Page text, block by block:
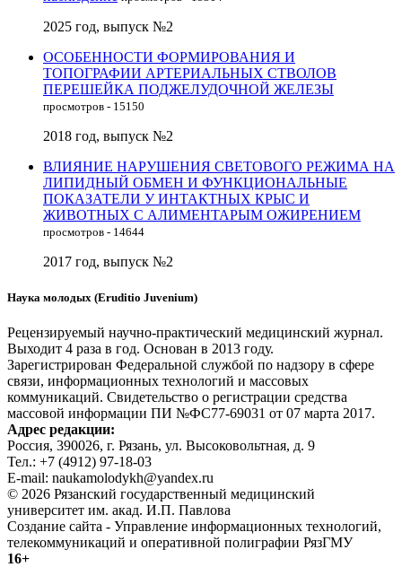
2025 год, выпуск №2
ОСОБЕННОСТИ ФОРМИРОВАНИЯ И
ТОПОГРАФИИ АРТЕРИАЛЬНЫХ СТВОЛОВ
ПЕРЕШЕЙКА ПОДЖЕЛУДОЧНОЙ ЖЕЛЕЗЫ
просмотров - 15150
2018 год, выпуск №2
ВЛИЯНИЕ НАРУШЕНИЯ СВЕТОВОГО РЕЖИМА НА
ЛИПИДНЫЙ ОБМЕН И ФУНКЦИОНАЛЬНЫЕ
ПОКАЗАТЕЛИ У ИНТАКТНЫХ КРЫС И
ЖИВОТНЫХ С АЛИМЕНТАРЫМ ОЖИРЕНИЕМ
просмотров - 14644
2017 год, выпуск №2
Наука молодых (Eruditio Juvenium)
Рецензируемый научно-практический медицинский журнал.
Выходит 4 раза в год. Основан в 2013 году.
Зарегистрирован Федеральной службой по надзору в сфере
связи, информационных технологий и массовых
коммуникаций. Свидетельство о регистрации средства
массовой информации ПИ №ФС77-69031 от 07 марта 2017.
Адрес редакции:
Россия, 390026, г. Рязань, ул. Высоковольтная, д. 9
Тел.: +7 (4912) 97-18-03
E-mail: naukamolodykh@yandex.ru
© 2026 Рязанский государственный медицинский
университет им. акад. И.П. Павлова
Создание сайта - Управление информационных технологий,
телекоммуникаций и оперативной полиграфии РязГМУ
16+